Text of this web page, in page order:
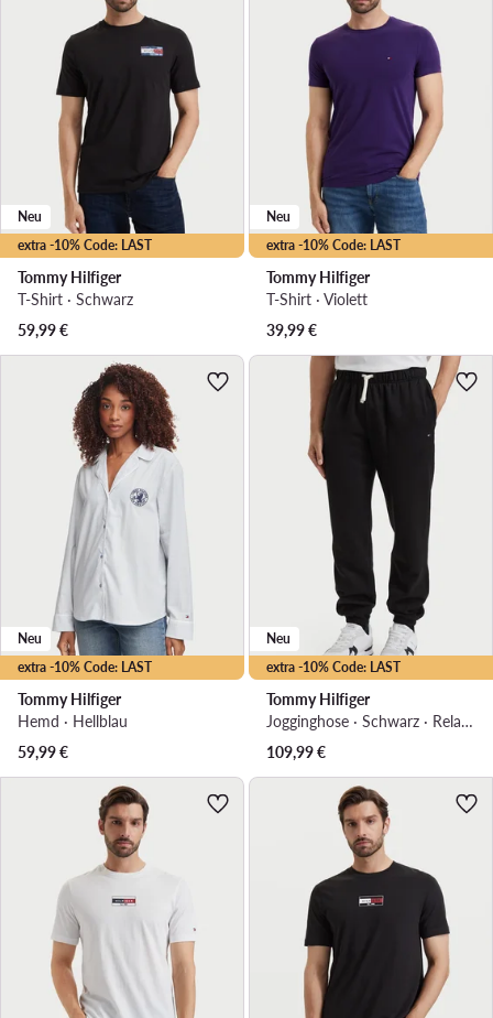
extra -10% Code: LAST
Neu
Tommy Hilfiger
T-Shirt · Schwarz
59,99€
extra -10% Code: LAST
Neu
Tommy Hilfiger
T-Shirt · Violett
39,99€
extra -10% Code: LAST
Neu
Tommy Hilfiger
Hemd · Hellblau
59,99€
extra -10% Code: LAST
Neu
Tommy Hilfiger
Jogginghose · Schwarz · Relaxed Fit
109,99€